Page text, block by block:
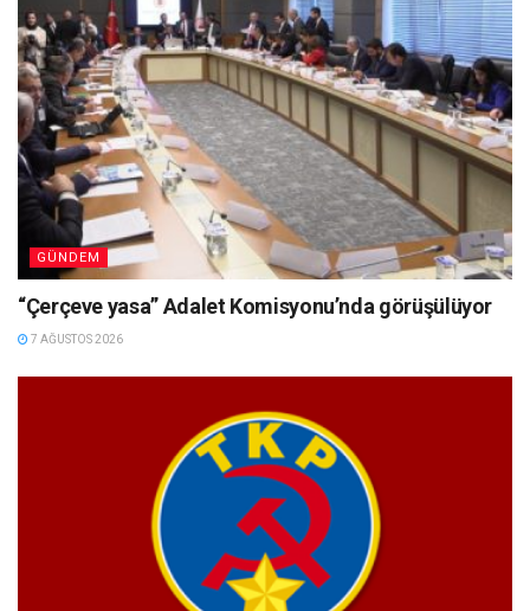
GÜNDEM
“Çerçeve yasa” Adalet Komisyonu’nda görüşülüyor
7 AĞUSTOS 2026